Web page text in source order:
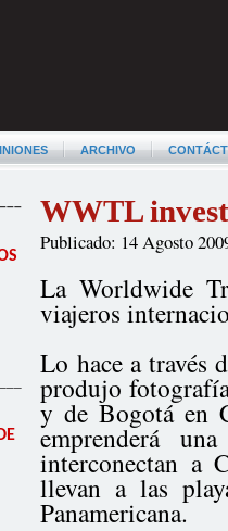
ARCHIVO
WWTL
Publicado: 14 Agosto
La Worldwide
viajeros
Lo hace a través
produjo
y de Bogotá en
emprenderá
interconectan a
llevan a las
Panamericana.